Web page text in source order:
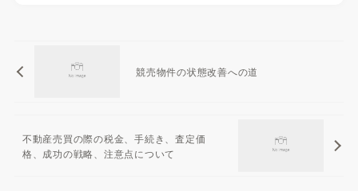
競売物件の状態改善への道
不動産売買の際の税金、手続き、査定価
格、成功の戦略、注意点について